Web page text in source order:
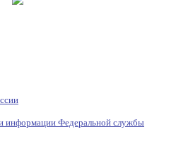
информации Федеральной службы